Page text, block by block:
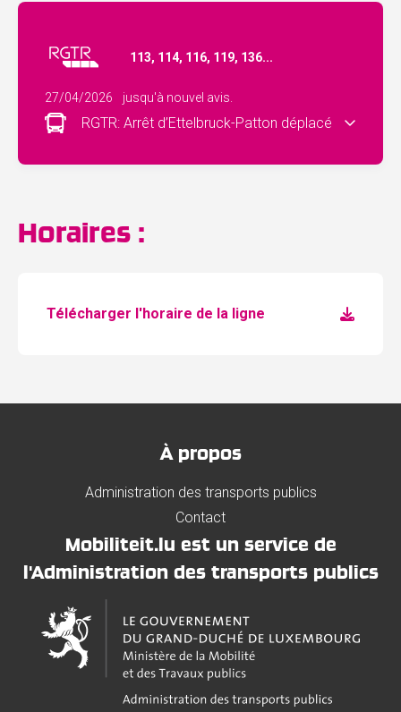
113, 114, 116, 119, 136...
27/04/2026 jusqu'à nouvel avis.
RGTR: Arrêt d’Ettelbruck-Patton déplacé
Horaires :
Télécharger l'horaire de la ligne
À propos
Administration des transports publics
Contact
Mobiliteit.lu est un service de
l'Administration des transports publics